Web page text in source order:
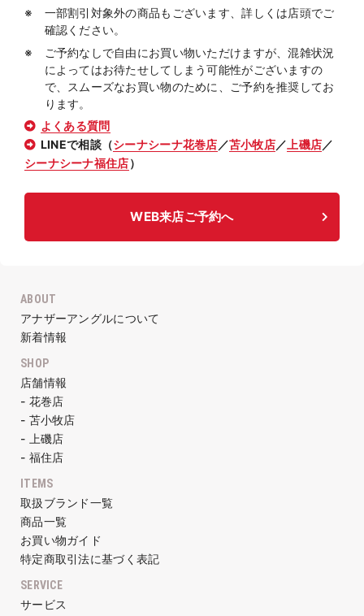
一部割引対象外の商品もございます、詳しくは店頭でご
確認ください。
ご予約なしで自由にお買い物いただけますが、混雑状況
によってはお待たせしてしまう可能性がございますの
で、スムーズなお買い物のために、ご予約を推奨してお
ります。
よくある質問
LINEで相談（シーナシーナ花巻店 ／苫小牧店／ 上磯店／
シーナシーナ福住店）
WEB来店ご予約へ
ABOUT
アナザーアングルについて
新着情報
SHOP
店舗情報
- 花巻店
- 苫小牧店
- 上磯店
- 福住店
ITEMS
取扱ブランド一覧
商品一覧
お買い物ガイド
特定商取引法に基づく表記
SERVICE
サービス